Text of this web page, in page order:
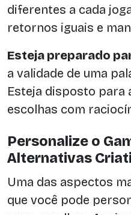
diferentes a cada
retornos iguais e
Esteja preparado
a validade de uma
Esteja disposto para
escolhas com
Personalize o
Alternativas
Uma das aspectos
que você pode